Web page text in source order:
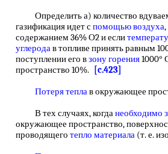
Определить а) количество
газификация идет спомощью воздуха,
содержанием 36% О2 и если
углеродав топливе принять равным
поступлении его взону горения1000°
пространство 10%.
[c.423]
Потеря теплав окружающее
В тех случаях, когданеобходимо
окружающее пространство,
проводящего тепло материала (т. е.